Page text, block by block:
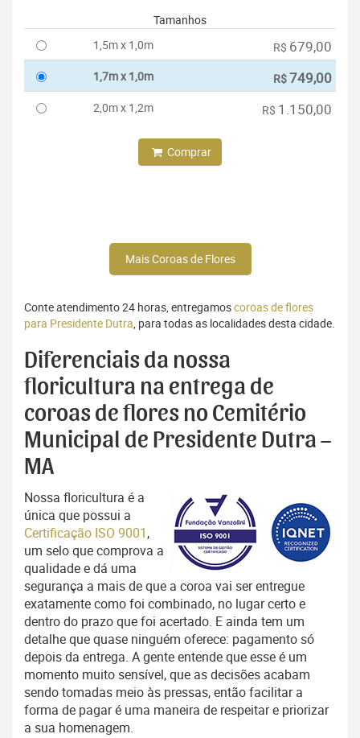
Tamanhos
1,5m x 1,0m
R$ 679,00
1,7m x 1,0m R$749,00
2,0m x 1,2m R$ 1.150,00
Comprar
Mais Coroas de Flores
Conte atendimento 24 horas, entregamoscoroas de flores
para Presidente Dutra, para todas as localidades desta cidade.
Diferenciais da nossa
floricultura na entrega de
coroas de flores no Cemitério
Municipal de Presidente Dutra –
MA
Nossa floricultura é a
única que possui a
Certificação ISO 9001,
um selo que comprova a
qualidade e dá uma
segurança a mais de que a coroa vai ser entregue
exatamente como foi combinado, no lugar certo e
dentro do prazo que foi acertado. E ainda tem um
detalhe que quase ninguém oferece: pagamento só
depois da entrega. A gente entende que esse é um
momento muito sensível, que as decisões acabam
sendo tomadas meio às pressas, então facilitar a
forma de pagar é uma maneira de respeitar e priorizar
a sua homenagem.